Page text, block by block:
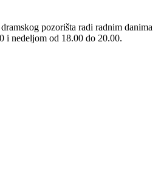
pozorišta radi radnim danima
i nedeljom od 18.00 do 20.00.